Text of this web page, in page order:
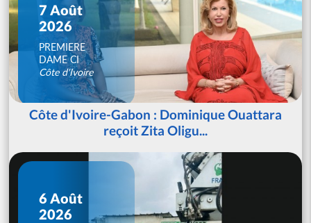
7 Août
2026
PREMIERE
DAME CI
Côte d'Ivoire
Côte d'Ivoire-Gabon : Dominique Ouattara
reçoit Zita Oligu...
6 Août
2026